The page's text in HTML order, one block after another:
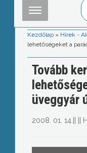
Kezdőlap » Hírek -
lehetőségeket a
Tovább
üveggyár
2008. 01. 14.